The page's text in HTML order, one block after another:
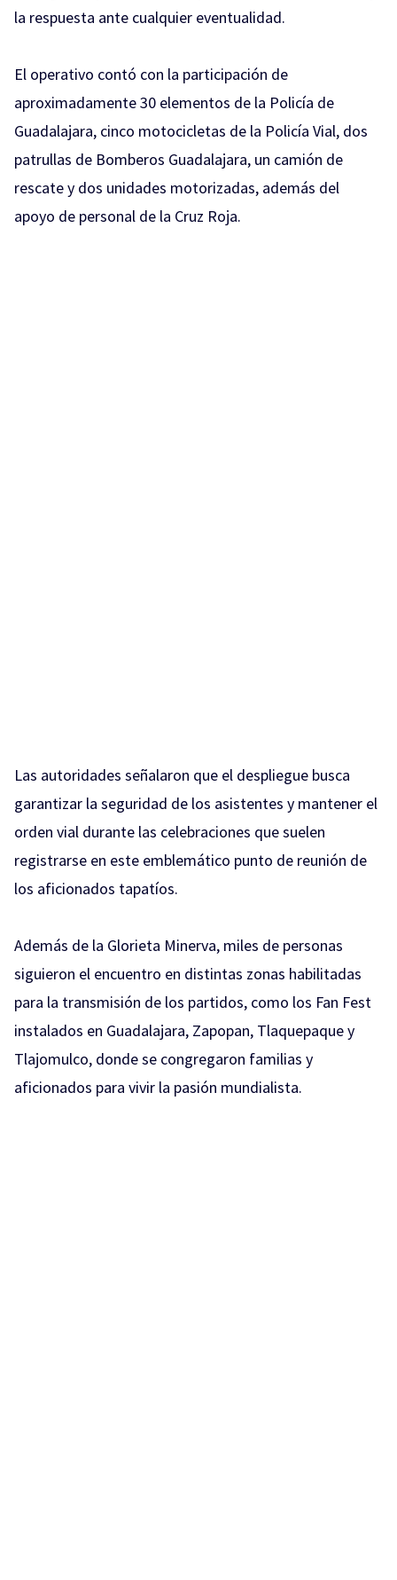
la respuesta ante cualquier eventualidad.
El operativo contó con la participación de
aproximadamente 30 elementos de la Policía de
Guadalajara, cinco motocicletas de la Policía Vial, dos
patrullas de Bomberos Guadalajara, un camión de
rescate y dos unidades motorizadas, además del
apoyo de personal de la Cruz Roja.
Las autoridades señalaron que el despliegue busca
garantizar la seguridad de los asistentes y mantener el
orden vial durante las celebraciones que suelen
registrarse en este emblemático punto de reunión de
los aficionados tapatíos.
Además de la Glorieta Minerva, miles de personas
siguieron el encuentro en distintas zonas habilitadas
para la transmisión de los partidos, como los Fan Fest
instalados en Guadalajara, Zapopan, Tlaquepaque y
Tlajomulco, donde se congregaron familias y
aficionados para vivir la pasión mundialista.